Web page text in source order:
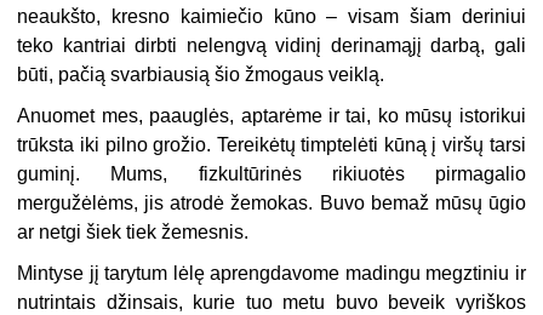
neaukšto, kresno kaimiečio kūno – visam šiam deriniui
teko kantriai dirbti nelengvą vidinį derinamąjį darbą, gali
būti, pačią svarbiausią šio žmogaus veiklą.
Anuomet mes, paauglės, aptarėme ir tai, ko mūsų istorikui
trūksta iki pilno grožio. Tereikėtų timptelėti kūną į viršų tarsi
guminį. Mums, fizkultūrinės rikiuotės pirmagalio
mergužėlėms, jis atrodė žemokas. Buvo bemaž mūsų ūgio
ar netgi šiek tiek žemesnis.
Mintyse jį tarytum lėlę aprengdavome madingu megztiniu ir
nutrintais džinsais, kurie tuo metu buvo beveik vyriškos